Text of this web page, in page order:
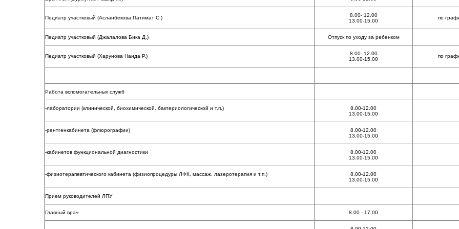
Педиатр участковый (Асланбекова Патимат С.)
8.00- 12.00
13.00-15.00
по
Педиатр участковый (Джалалова Бика Д.) Отпуск по уходу за ребенком
Педиатр участковый (Харунова Наида Р.)
8.00- 12.00
13.00-15.00
по
Работа вспомогательных служб
-лаборатории (клинической, биохимической, бактериологической и т.п.)
8.00-12.00
13.00-15.00
-рентгенкабинета (флюрографии)
8.00-12.00
13.00-15.00
-кабинетов функциональной диагностики
8.00-12.00
13.00-15.00
-физиотерапевтического кабинета (физиопроцедуры ЛФК, массаж, лазеротерапия и т.п.)
8.00-12.00
13.00-15.00
Прием руководителей ЛПУ
Главный врач 8.00 - 17.00